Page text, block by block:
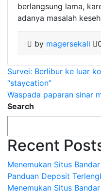
berlangsung lama,
adanya masalah
by magersekali
Post
navigation
Survei: Berlibur ke luar
“staycation”
Waspada paparan sinar
Search
Recent
Menemukan Situs
Panduan Deposit
Menemukan Situs